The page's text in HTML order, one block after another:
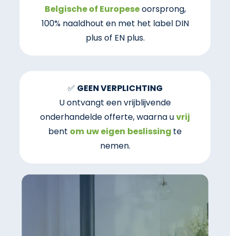
Belgische of Europeseoorsprong,
100% naaldhout en met het label DIN
plus of EN plus.
✅ GEEN VERPLICHTING
U ontvangt een vrijblijvende
onderhandelde offerte, waarna uvrij
bent om uw eigen beslissing te
nemen.